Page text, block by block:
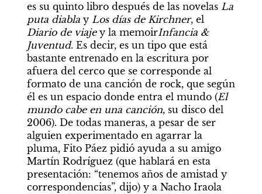
es su quinto libro después de las novelas La
puta diabla y Los días de Kirchner
, el
Diario de viaje y la memoirInfancia &
Juventud. Es decir, es un tipo que está
bastante entrenado en la escritura por
afuera del cerco que se corresponde al
formato de una canción de rock, que según
él es un espacio donde entra el mundo (El
mundo cabe en una canción, su disco del
2006). De todas maneras, a pesar de ser
alguien experimentado en agarrar la
pluma, Fito Páez pidió ayuda a su amigo
Martín Rodríguez (que hablará en esta
presentación: “tenemos años de amistad y
correspondencias”, dijo) y a Nacho Iraola